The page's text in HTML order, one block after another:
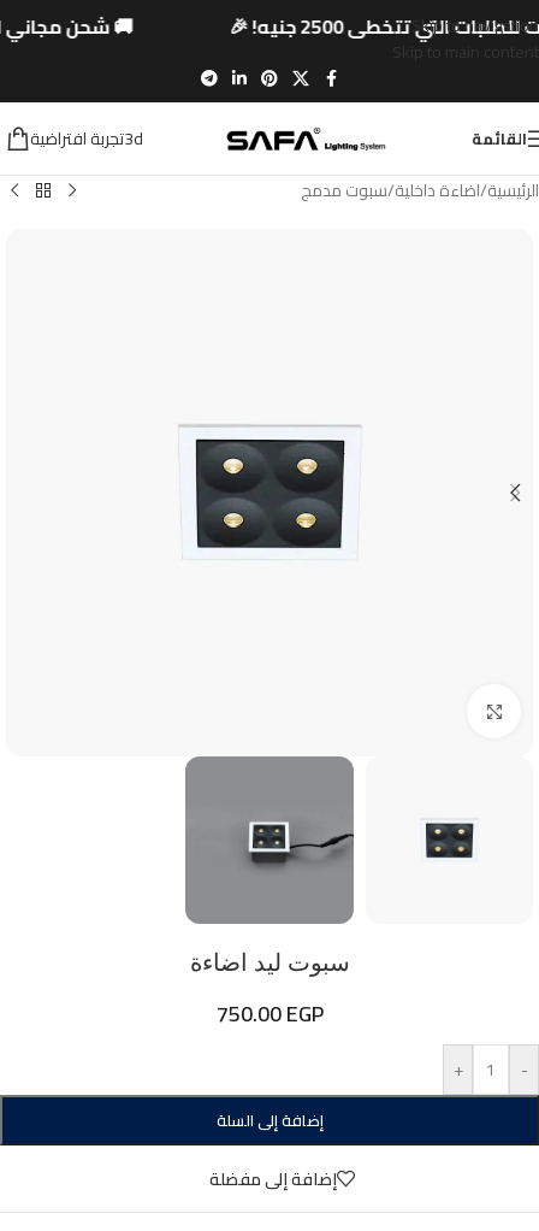
🚚 شحن مجاني التي تتخطى 2500 جنيه! 🎉
Skip to navigation
Skip to main content
القائمة
3dتجربة افتراضية
الرئيسية/اضاءة داخلية/سبوت مدمج
سبوت ليد اضاءة
750.00EGP
-
+
إضافة إلى السلة
إضافة إلى مفضلة